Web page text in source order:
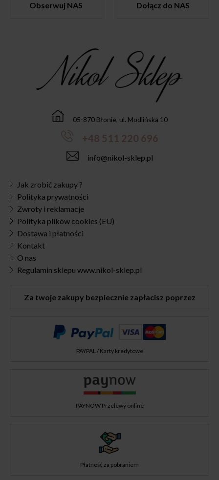
Obserwuj NAS Dołącz do NAS
05-870 Błonie, ul. Modlińska 10
+48 511 220 696
info@nikol-sklep.pl
Jak zrobić zakupy ?
Polityka prywatności
Zwroty i reklamacje
Polityka plików cookies (EU)
Dostawa i płatności
Kontakt
O nas
Regulamin sklepu www.nikol-sklep.pl
Za twoje zakupy bezpiecznie zapłacisz poprzez
PAYPAL / Karty kredytowe
PAYNOW Przelewy online
Płatność za pobraniem